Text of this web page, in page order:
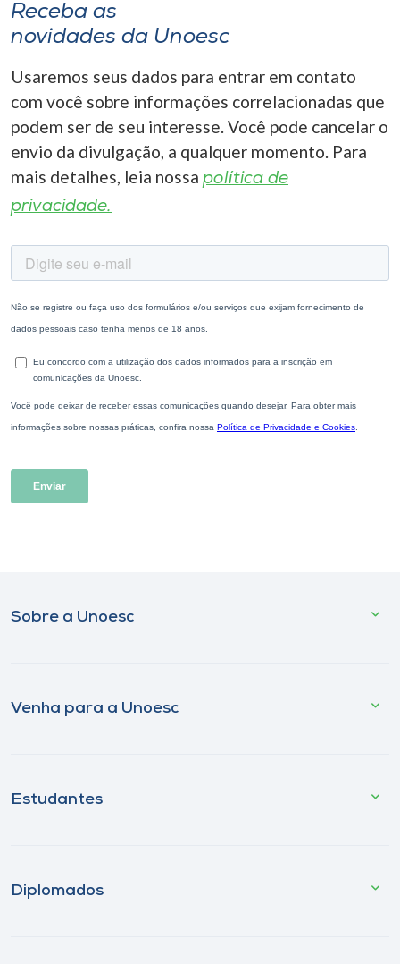
Receba as
novidades da Unoesc
Usaremos seus dados para entrar em contato
com você sobre informações correlacionadas que
podem ser de seu interesse. Você pode cancelar o
envio da divulgação, a qualquer momento. Para
mais detalhes, leia nossa política de
privacidade.
Sobre a Unoesc
Venha para a Unoesc
Estudantes
Diplomados